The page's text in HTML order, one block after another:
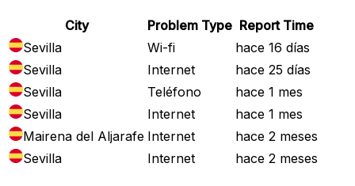
City Problem Type Report Time
Sevilla
Wi-fi
hace 16 días
Sevilla
Internet
hace 25 días
Sevilla
Teléfono
hace 1 mes
Sevilla
Internet
hace 1 mes
Mairena del Aljarafe Internet
hace 2 meses
Sevilla
Internet hace 2 meses